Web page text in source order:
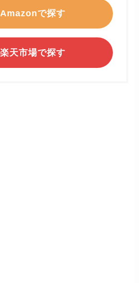
Amazonで探す
楽天市場で探す